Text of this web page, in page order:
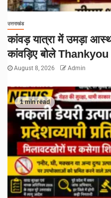
उत्तराखंड
कांवड़ यात्रा में उमड़ा
कांवड़िए बोले
August 8, 2026 Admin
1 min read